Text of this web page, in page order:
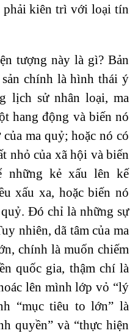
phải kiên trì với loại tín
tượng này là gì? Bản
chính là hình thái ý
lịch sử nhân loại, ma
hang động và biến nó
ma quỷ; hoặc nó có
nhỏ của xã hội và biến
những kẻ xấu lên kế
xấu xa, hoặc biến nó
Đó chỉ là những sự
nhiên, dã tâm của ma
chính là muốn chiếm
quốc gia, thậm chí là
lên mình lớp vỏ “lý
“mục tiêu to lớn” là
quyền” và “thực hiện